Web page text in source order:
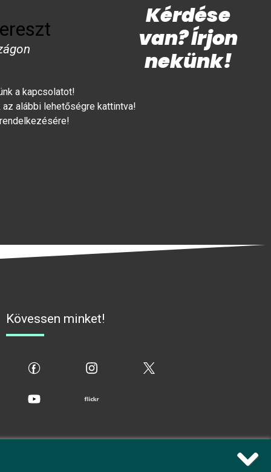
Kérdése
van? Írjon
nekünk!
a kapcsolatot!
az alábbi lehetőségre kattintva!
Kövessen minket!
flickr